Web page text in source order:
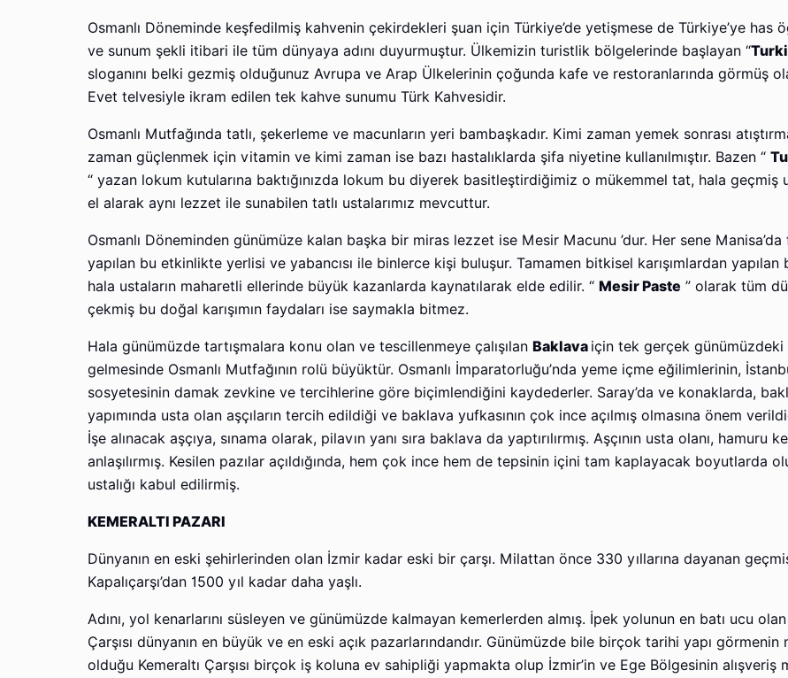
Osmanlı Döneminde keşfedilmiş kahvenin çekirdekleri şuan için Türkiye’de yetişmese de Türkiye’ye has
ve sunum şekli itibari ile tüm dünyaya adını duyurmuştur. Ülkemizin turistlik bölgelerinde başlayan “
sloganını belki gezmiş olduğunuz Avrupa ve Arap Ülkelerinin çoğunda kafe ve restoranlarında görmüş
Evet telvesiyle ikram edilen tek kahve sunumu Türk Kahvesidir.
Osmanlı Mutfağında tatlı, şekerleme ve macunların yeri bambaşkadır. Kimi zaman yemek sonrası
zaman güçlenmek için vitamin ve kimi zaman ise bazı hastalıklarda şifa niyetine kullanılmıştır. Bazen “
“ yazan lokum kutularına baktığınızda lokum bu diyerek basitleştirdiğimiz o mükemmel tat, hala geçmiş
el alarak aynı lezzet ile sunabilen tatlı ustalarımız mevcuttur.
Osmanlı Döneminden günümüze kalan başka bir miras lezzet ise Mesir Macunu ’dur. Her sene
yapılan bu etkinlikte yerlisi ve yabancısı ile binlerce kişi buluşur. Tamamen bitkisel karışımlardan yapılan
hala ustaların maharetli ellerinde büyük kazanlarda kaynatılarak elde edilir. “ Mesir Paste ” olarak tüm
çekmiş bu doğal karışımın faydaları ise saymakla bitmez.
Hala günümüzde tartışmalara konu olan ve tescillenmeye çalışılan Baklava için tek gerçek günümüzdeki
gelmesinde Osmanlı Mutfağının rolü büyüktür. Osmanlı İmparatorluğu’nda yeme içme eğilimlerinin,
sosyetesinin damak zevkine ve tercihlerine göre biçimlendiğini kaydederler. Saray’da ve konaklarda,
yapımında usta olan aşçıların tercih edildiği ve baklava yufkasının çok ince açılmış olmasına önem
İşe alınacak aşçıya, sınama olarak, pilavın yanı sıra baklava da yaptırılırmış. Aşçının usta olanı, hamuru
anlaşılırmış. Kesilen pazılar açıldığında, hem çok ince hem de tepsinin içini tam kaplayacak boyutlarda
ustalığı kabul edilirmiş.
KEMERALTI PAZARI
Dünyanın en eski şehirlerinden olan İzmir kadar eski bir çarşı. Milattan önce 330 yıllarına dayanan
Kapalıçarşı’dan 1500 yıl kadar daha yaşlı.
Adını, yol kenarlarını süsleyen ve günümüzde kalmayan kemerlerden almış. İpek yolunun en batı ucu olan
Çarşısı dünyanın en büyük ve en eski açık pazarlarındandır. Günümüzde bile birçok tarihi yapı görmenin
olduğu Kemeraltı Çarşısı birçok iş koluna ev sahipliği yapmakta olup İzmir’in ve Ege Bölgesinin alışveriş